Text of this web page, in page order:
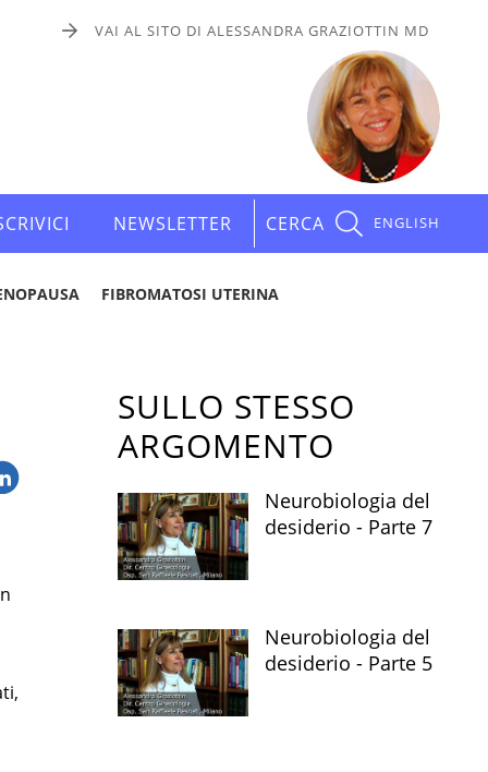
VAI AL SITO DI ALESSANDRA GRAZIOTTIN MD
NEWSLETTER CERCA ENGLISH
FIBROMATOSI UTERINA
SULLO STESSO
ARGOMENTO
Neurobiologia del
desiderio - Parte 7
Neurobiologia del
desiderio - Parte 5